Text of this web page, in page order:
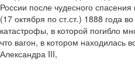
России после чудесного
(17 октября по ст.ст.) 1888 года
катастрофы, в которой погибло
что вагон, в котором находилась
Александра III,